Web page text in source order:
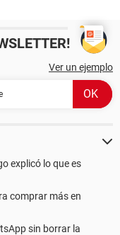
Ver un ejemplo
explicó lo que es
comprar más en
sin borrar la